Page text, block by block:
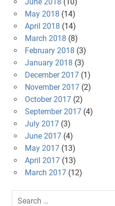
May 2018 (14)
April 2018 (14)
March 2018 (8)
February 2018 (3)
January 2018 (3)
December 2017(1)
November 2017(2)
October 2017(2)
September 2017(4)
July 2017(3)
June 2017(4)
May 2017(13)
April 2017(13)
March 2017(12)